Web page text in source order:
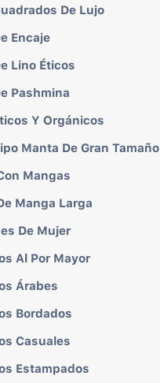
De Lujo
Encaje
Lino Éticos
Pashmina
Y Orgánicos
Manta De Gran Tamaño
Mangas
Manga Larga
De Mujer
Al Por Mayor
Árabes
Bordados
Casuales
Estampados